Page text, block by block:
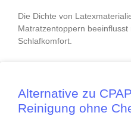
Die Dichte von
Matratzentoppern beeinflusst
Schlafkomfort.
Alternative zu
Reinigung ohne